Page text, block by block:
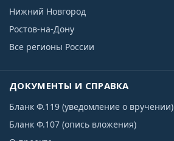
Нижний Новгород
Ростов-на-Дону
Все регионы России
ДОКУМЕНТЫ И СПРАВКА
Бланк Ф.119 (уведомление о вручении)
Бланк Ф.107 (опись вложения)